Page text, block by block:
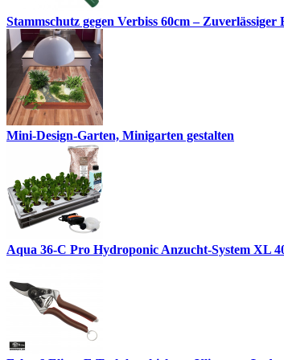
Stammschutz gegen Verbiss 60cm –
Mini-Design-Garten, Minigarten gestalten
Aqua 36-C Pro Hydroponic Anzucht-System XL